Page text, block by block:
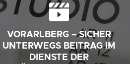
VORARLBERG – SICHER
UNTERWEGS BEITRAG IM
DIENSTE DER